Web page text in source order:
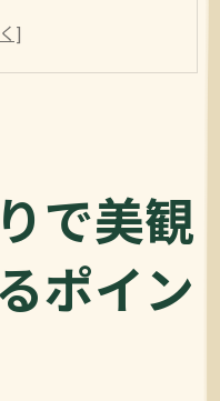
保護と快適空間の
庭の自然環境に配
び方が重要
で美観
ポイン